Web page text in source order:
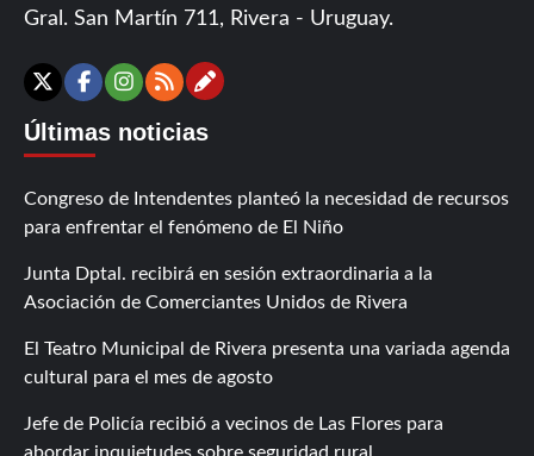
Gral. San Martín 711, Rivera - Uruguay.
X Facebook
Instagram
RSSContáctanos
Últimas noticias
Congreso de Intendentes planteó la necesidad de recursos
para enfrentar el fenómeno de El Niño
Junta Dptal. recibirá en sesión extraordinaria a la
Asociación de Comerciantes Unidos de Rivera
El Teatro Municipal de Rivera presenta una variada agenda
cultural para el mes de agosto
Jefe de Policía recibió a vecinos de Las Flores para
abordar inquietudes sobre seguridad rural